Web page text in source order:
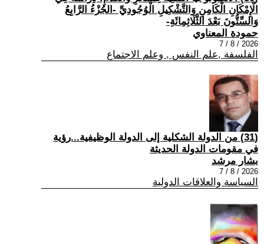
الْإِمْكَانِ الْكَامِنِ وَالتَّشْكِيلِ الْوُجُودِيِّ -الجُزْءُ الرَّابِعُ
وَالسِّتُّونَ بَعْدَ الثَّلَاثِمِائَةِ-
حمودة المعناوي
2026 / 8 / 7
الفلسفة ,علم النفس , وعلم الاجتماع
(31) من الدولة الشكلية إلى الدولة الوظيفية...رؤية
في مقومات الدولة الحديثة
بشار مرشد
2026 / 8 / 7
السياسة والعلاقات الدولية